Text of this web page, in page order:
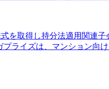
を取得し持分法適用関連子
ライズは、マンション向